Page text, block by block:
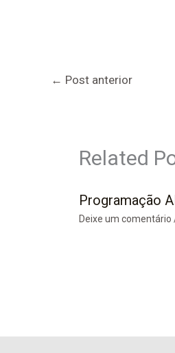
← Post anterior
Related
Programação
Deixe um comentário